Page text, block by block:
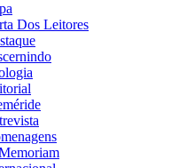
Dos Leitores